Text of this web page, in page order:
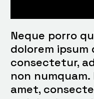
Neque porro
dolorem ipsum
consectetur,
non
amet,